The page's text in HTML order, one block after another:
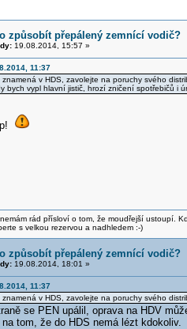
způsobít přepálený zemnící vodič?
19.08.2014, 15:57 »
11:37
v HDS, zavolejte na poruchy svého
bych vypl hlavní jistič, hrozí zničení spotřebičů i
rád přísloví o tom, že moudřejší ustoupí.
s velkou rezervou a nadhledem :-)
způsobít přepálený zemnící vodič?
19.08.2014, 18:01 »
11:37
v HDS, zavolejte na poruchy svého
se PEN upálil, oprava na HDV
tom, že do HDS nemá lézt kdokoliv.